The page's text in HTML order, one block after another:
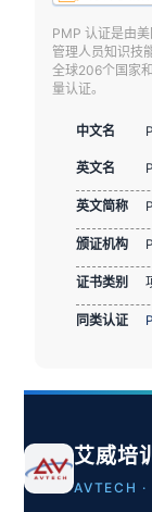
PMP 认证是由
管理人员知识技
全球206个国家
量认证。
中文名
英文名
英文简称
颁证机构
证书类别
同类认证
艾威培
AVTECH